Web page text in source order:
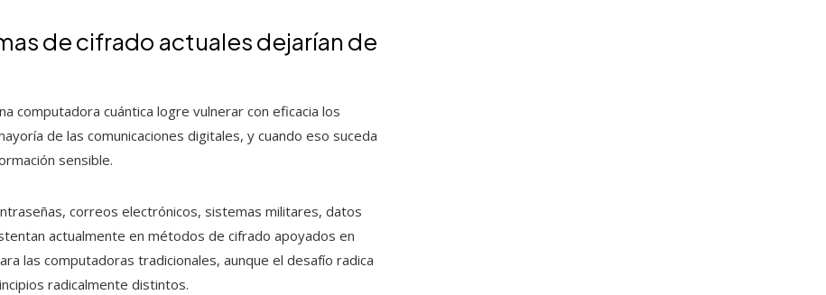
de cifrado actuales dejarían de
computadora cuántica logre vulnerar con eficacia los
de las comunicaciones digitales, y cuando eso suceda
sensible.
correos electrónicos, sistemas militares, datos
actualmente en métodos de cifrado apoyados en
las computadoras tradicionales, aunque el desafío radica
radicalmente distintos.